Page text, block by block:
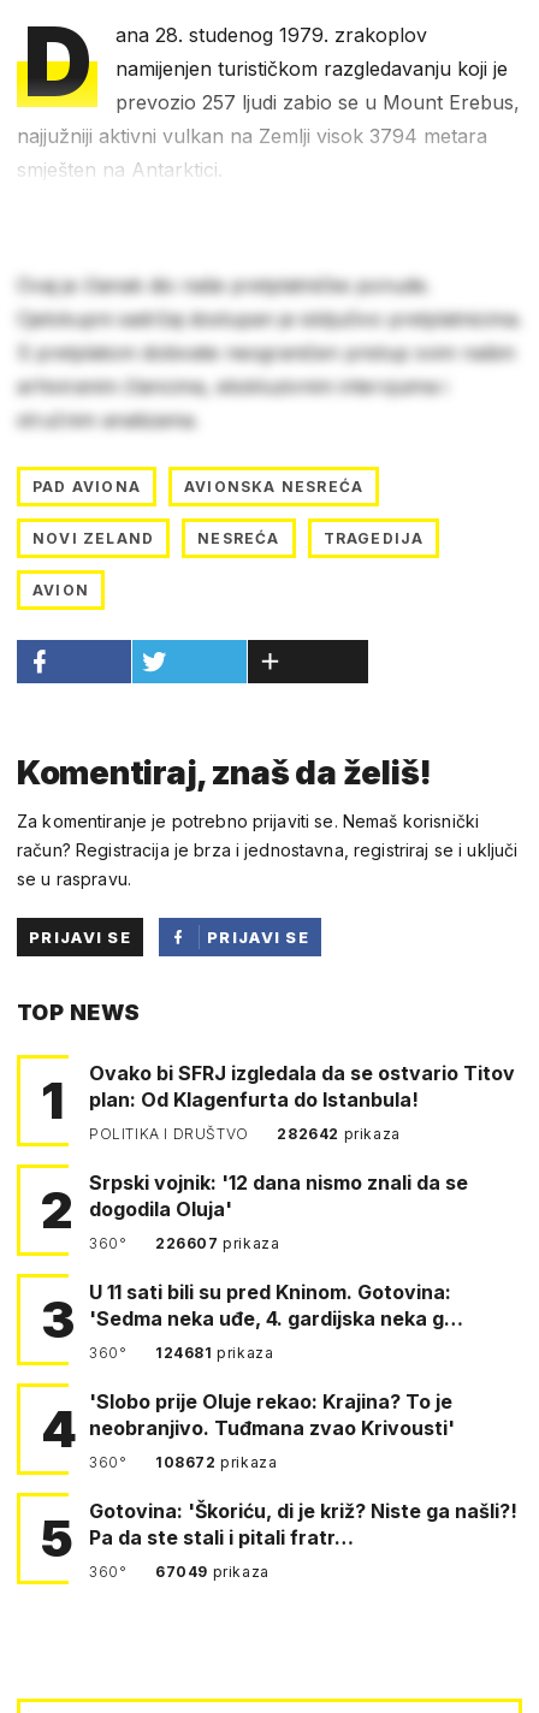
D
ana 28. studenog 1979. zrakoplov
namijenjen turističkom razgledavanju koji je
prevozio 257 ljudi zabio se u Mount Erebus,
najjužniji aktivni vulkan na Zemlji visok 3794 metara
smješten na Antarktici.
Ovaj je članak dio naše pretplatničke ponude.
Cjelokupni sadržaj dostupan je isključivo pretplatnicima.
S pretplatom dobivate neograničen pristup svim našim
arhiviranim člancima, ekskluzivnim intervjuima i
stručnim analizama.
PAD AVIONA AVIONSKA NESREĆA
NOVI ZELAND NESREĆA TRAGEDIJA
AVION
Komentiraj, znaš da želiš!
Za komentiranje je potrebno prijaviti se. Nemaš korisnički
račun? Registracija je brza i jednostavna, registriraj se i uključi
se u raspravu.
PRIJAVI SE
PRIJAVI SE
TOP NEWS
1
Ovako bi SFRJ izgledala da se ostvario Titov
plan: Od Klagenfurta do Istanbula!
POLITIKA I DRUŠTVO 282642 prikaza
2
Srpski vojnik: '12 dana nismo znali da se
dogodila Oluja'
360° 226607prikaza
3
U 11 sati bili su pred Kninom. Gotovina:
'Sedma neka uđe, 4. gardijska neka g…
360° 124681prikaza
4
'Slobo prije Oluje rekao: Krajina? To je
neobranjivo. Tuđmana zvao Krivousti'
360° 108672prikaza
5
Gotovina: 'Škoriću, di je križ? Niste ga našli?!
Pa da ste stali i pitali fratr…
360° 67049 prikaza